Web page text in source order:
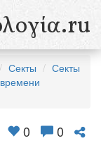
Секты
Секты
0 0